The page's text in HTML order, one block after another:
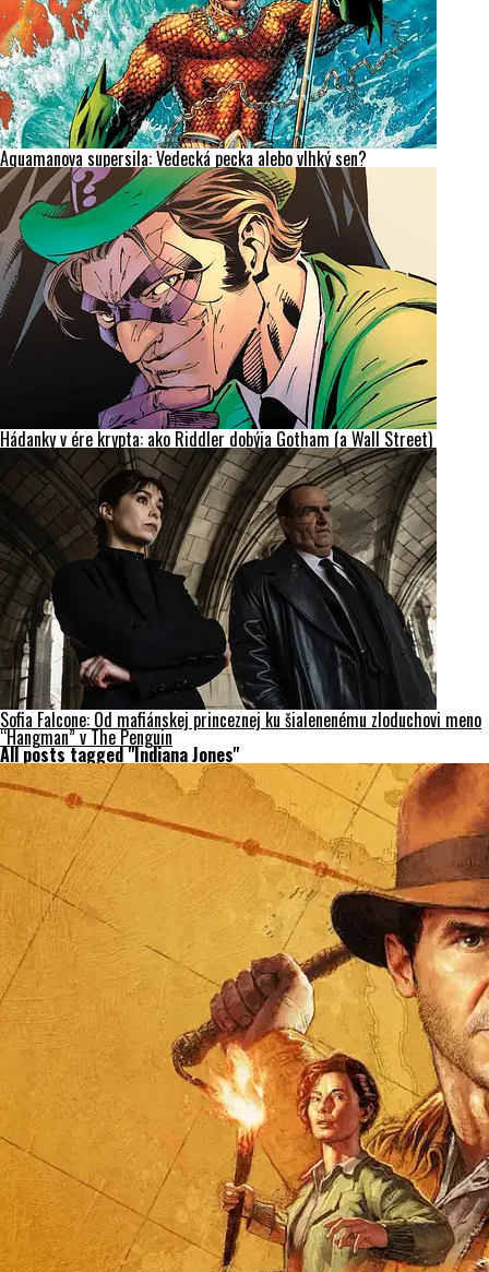
Aquamanova supersila: Vedecká pecka alebo vlhký sen?
Hádanky v ére krypta: ako Riddler dobýja Gotham (a Wall Street)
Sofia Falcone: Od mafiánskej princeznej ku šialenenému zloduchovi meno
“Hangman” v The Penguin
All posts tagged "Indiana Jones"